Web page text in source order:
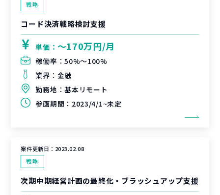
戦略
コード決済戦略検討支援
単価： 〜170万円/月
稼働率：50%〜100%
業界： 金融
勤務地：基本リモート
参画期間： 2023/4/1~未定
案件更新日： 2023.02.08
戦略
次期中期経営計画の最終化・ブラッシュアップ支援